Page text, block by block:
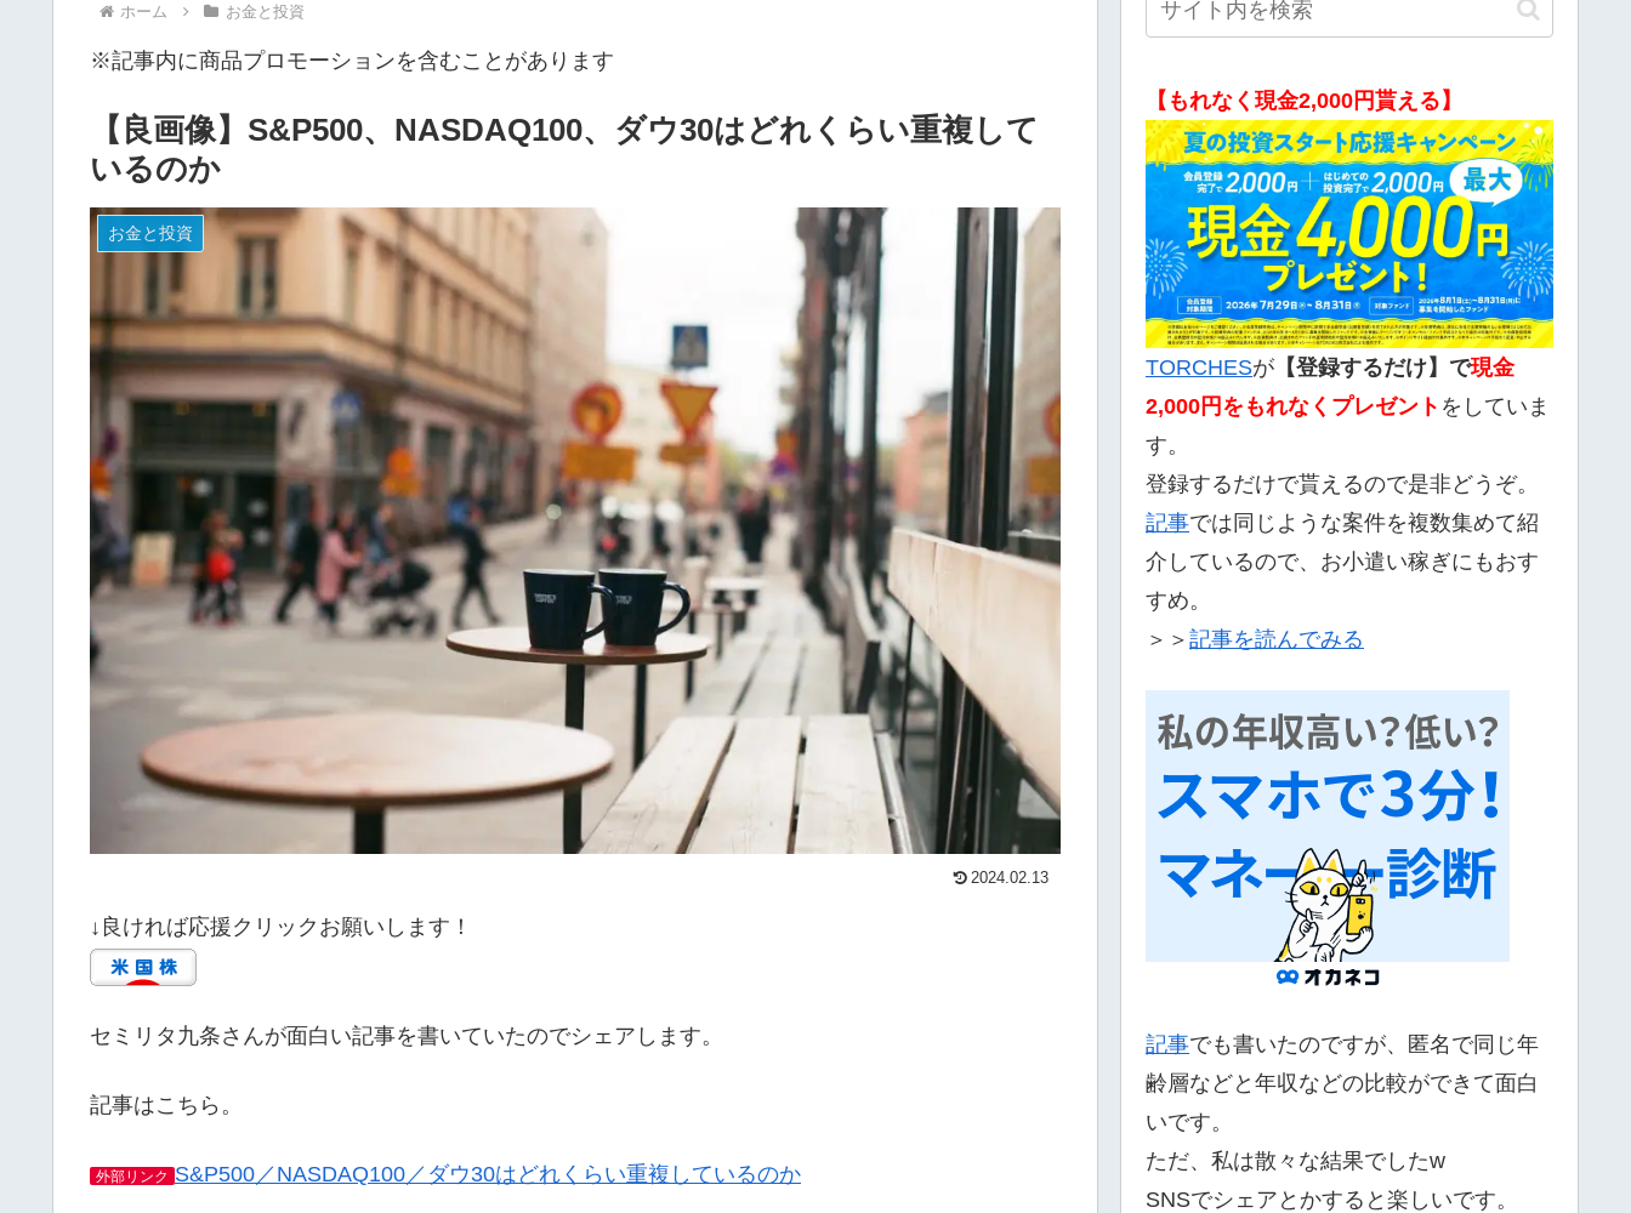
ホーム お金と投資
※記事内に商品プロモーションを含むことがあります
【良画像】S&P500、NASDAQ100、ダウ30はどれくらい重複して
いるのか
お金と投資
2024.02.13
↓良ければ応援クリックお願いします！
セミリタ九条さんが面白い記事を書いていたのでシェアします。
記事はこちら。
外部リンク S&P500／NASDAQ100／ダウ30はどれくらい重複しているのか
【もれなく現金2,000円貰える】
TORCHESが 【登録するだけ】で現金
2,000 円をもれなくプレゼント をしていま
す。
登録するだけで貰えるので是非どうぞ。
記事では同じような案件を複数集めて紹
介しているので、お小遣い稼ぎにもおす
すめ。
＞＞ 記事を読んでみる
記事でも書いたのですが、匿名で同じ年
齢層などと年収などの比較ができて面白
いです。
ただ、私は散々な結果でしたw
SNSでシェアとかすると楽しいです。